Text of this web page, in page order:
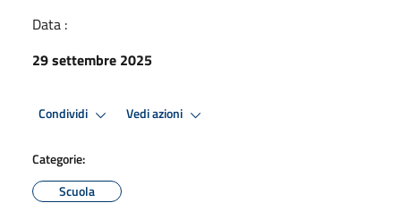
Data :
29 settembre 2025
Condividi Vedi azioni
Categorie:
Scuola